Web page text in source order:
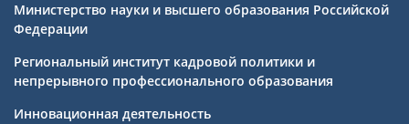
Министерство науки и высшего образования Российской
Федерации
Региональный институт кадровой политики и
непрерывного профессионального образования
Инновационная деятельность